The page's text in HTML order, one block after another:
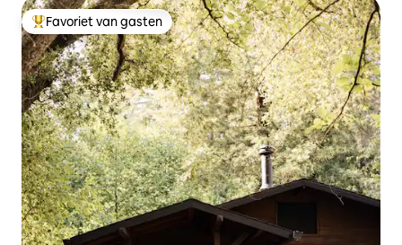
Topfavoriet van gasten
Favoriet van gasten